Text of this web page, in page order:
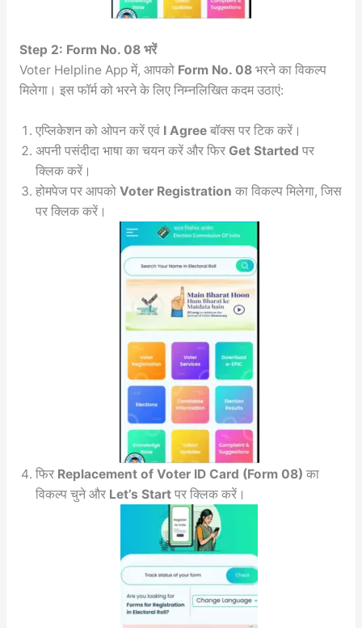
Step 2: Form No. 08 भरें
Voter Helpline App में, आपको Form No. 08 भरने का विकल्प
मिलेगा। इस फॉर्म को भरने के लिए निम्नलिखित कदम उठाएं:
एप्लिकेशन को ओपन करें एवं I Agreeबॉक्स पर टिक करें।
अपनी पसंदीदा भाषा का चयन करें और फिर Get Started पर
क्लिक करें।
होमपेज पर आपको Voter Registration का विकल्प मिलेगा, जिस
पर क्लिक करें।
फिर Replacement of Voter ID Card (Form 08) का
विकल्प चुने और Let’s Startपर क्लिक करें।